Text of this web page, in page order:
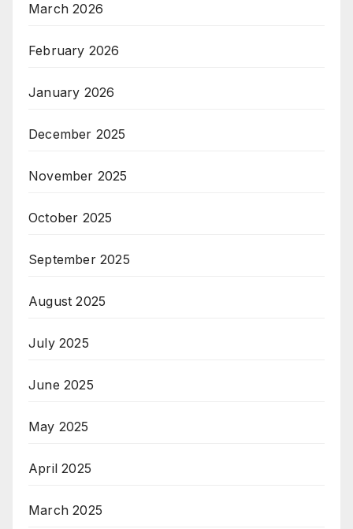
March 2026
February 2026
January 2026
December 2025
November 2025
October 2025
September 2025
August 2025
July 2025
June 2025
May 2025
April 2025
March 2025